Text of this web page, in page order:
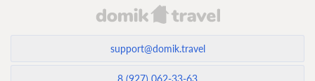
support@domik.travel